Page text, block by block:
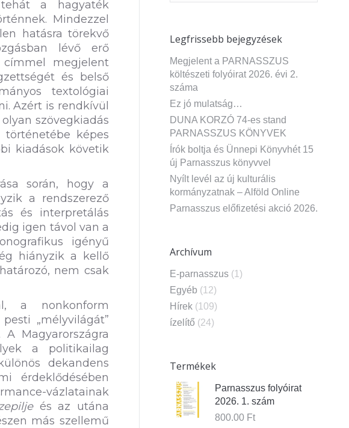
a hagyaték
Mindezzel
hatásra törekvő
lévő erő
megjelent
és belső
textológiai
Azért is rendkívül
szövegkiadás
képes
kiadások követik
során, hogy a
a rendszerező
és interpretálás
igen távol van a
igényű
hiányzik a kellő
nem csak
a nonkonform
„mélyvilágát”
Magyarországra
a politikailag
dekandens
érdeklődésében
vázlatainak
és az utána
más szellemű
Legfrissebb bejegyzések
Megjelent a PARNASSZUS
költészeti folyóirat 2026. évi 2.
száma
Ez jó mulatság…
DUNA KORZÓ 74-es stand
PARNASSZUS KÖNYVEK
Írók boltja és Ünnepi Könyvhét 15
új Parnasszus könyvvel
Nyílt levél az új kulturális
kormányzatnak – Alföld Online
Parnasszus előfizetési akció 2026.
Archívum
E-parnasszus(1)
Egyéb(12)
Hírek(109)
ízelítő(24)
Termékek
Parnasszus folyóirat
2026. 1. szám
800.00 Ft